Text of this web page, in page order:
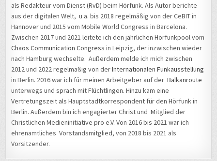
als Redakteur vom Dienst (RvD) beim Hörfunk. Als Autor berichte
aus der digitalen Welt, u.a. bis 2018 regelmäßig von der CeBIT in
Hannover und 2015 vom Mobile World Congress in Barcelona.
Zwischen 2017 und 2021 leitete ich den jährlichen Hörfunkpool vom
Chaos Communication Congress in Leipzig, der inzwischen wieder
nach Hamburg wechselte. Außerdem melde ich mich zwischen
2012 und 2022 regelmäßig von derInternationalen Funkausstellung
in Berlin. 2016 war ich für meinen Arbeitgeber auf derBalkanroute
unterwegs und sprach mit Flüchtlingen. Hinzu kam eine
Vertretungszeit als Hauptstadtkorrespondent für den Hörfunk in
Berlin. Außerdem bin ich engagierter Christ und Mitglied der
Christlichen Medieninitiative pro e.V. Von 2016 bis 2021 war ich
ehrenamtliches Vorstandsmitglied, von 2018 bis 2021 als
Vorsitzender.